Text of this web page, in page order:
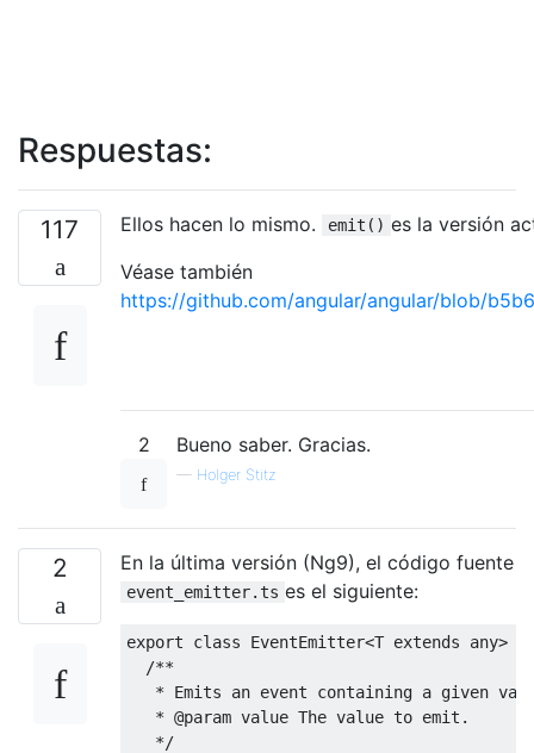
Respuestas:
117 Ellos hacen lo mismo. emit() es la versión
Véase también
https://github.com/angular/angular/blob/
2 Bueno saber. Gracias.
— Holger Stitz
2 En la última versión (Ng9), el código fuente
event_emitter.ts es el siguiente:
export class EventEmitter<T extends any>
  /**
* Emits an event containing a given
   * @param value The value to emit.
   */